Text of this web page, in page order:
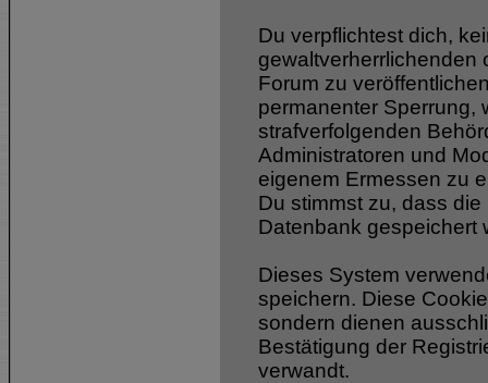
Du verpflichtest dich,
gewaltverherrlichenden
Forum zu
permanenter Sperrung,
strafverfolgenden
Administratoren und
eigenem Ermessen zu
Du stimmst zu, dass
Datenbank gespeichert
Dieses System
speichern. Diese
sondern dienen
Bestätigung der
verwandt.